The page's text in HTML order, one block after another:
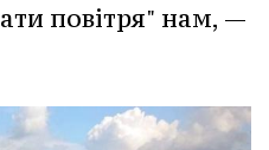
повітря" нам, —